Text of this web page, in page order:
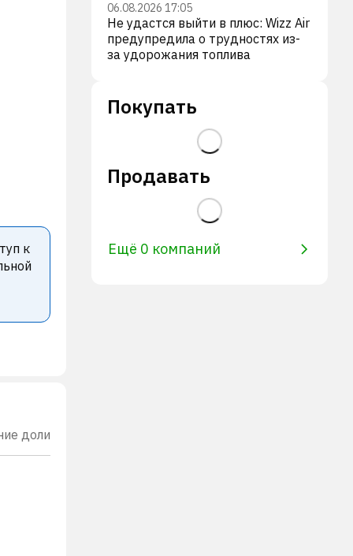
к
доли
06.08.2026 17:05
Не удастся выйти в плюс: Wizz Air
предупредила о трудностях из-
за удорожания топлива
Покупать
Продавать
Ещё 0 компаний